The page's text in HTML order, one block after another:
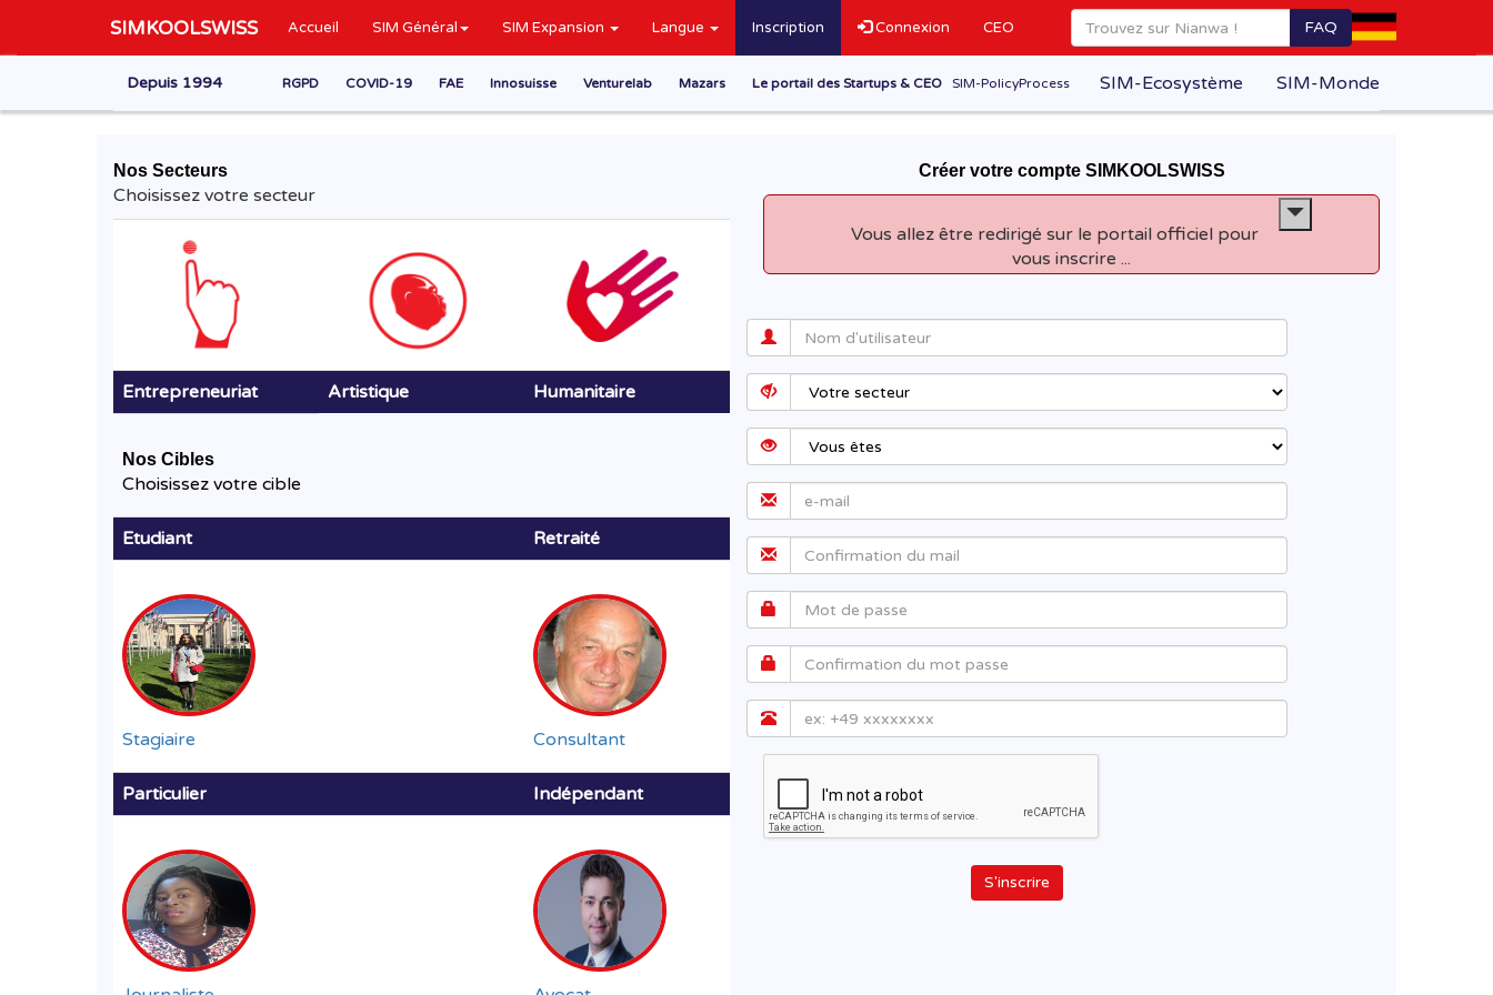
SIMKOOLSWISS Accueil SIM Général SIM Expansion FAQ
Langue Inscription Connexion CEO
Depuis 1994 SIM-Monde
SIM-Ecosystème
SIM-PolicyProcess
Le portail des Startups & CEO
Mazars
Venturelab
Innosuisse
FAE
COVID-19
RGPD
Nos Secteurs
Choisissez votre secteur
Entrepreneuriat Artistique Humanitaire
Nos Cibles
Choisissez votre cible
Etudiant Retraité
Stagiaire Consultant
Particulier Indépendant
Créer votre compte SIMKOOLSWISS
Vous allez être redirigé sur le portail officiel pour
vous inscrire ...
S'inscrire